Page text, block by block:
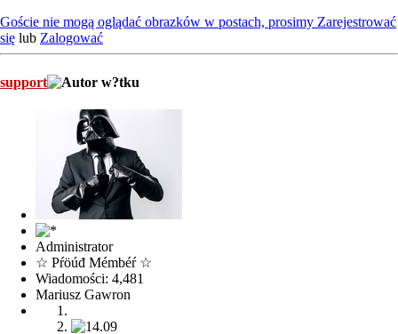
Goście nie mogą oglądać obrazków w postach, prosimy Zarejestrować
się lub Zalogować
support
Administrator
☆ Pŕöúđ Mémbéŕ ☆
Wiadomości: 4,481
Mariusz Gawron